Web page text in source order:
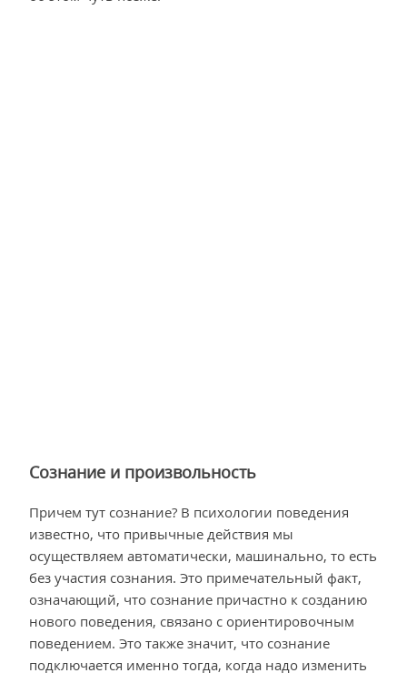
Сознание и произвольность
Причем тут сознание? В психологии поведения
известно, что привычные действия мы
осуществляем автоматически, машинально, то есть
без участия сознания. Это примечательный факт,
означающий, что сознание причастно к созданию
нового поведения, связано с ориентировочным
поведением. Это также значит, что сознание
подключается именно тогда, когда надо изменить